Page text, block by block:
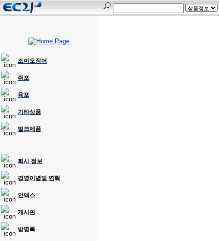
조미오징어
쥐포
육포
기타상품
벌크제품
회사 정보
경영이념및 연혁
인덱스
게시판
방명록